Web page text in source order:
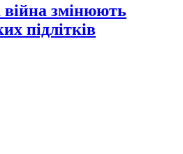
змінюють
підлітків